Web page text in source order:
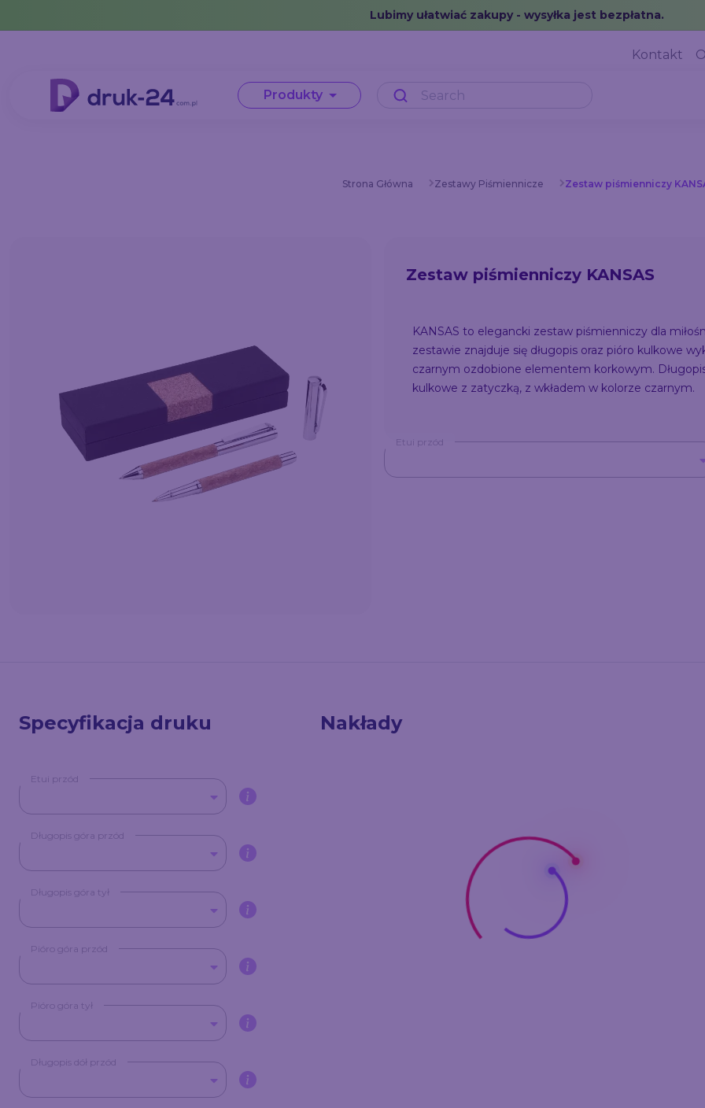
Lubimy ułatwiać zakupy - wysyłka jest bezpłatna.
Kontakt
Produkty
Strona Główna Zestawy Piśmiennicze Zestaw piśmienniczy
Zestaw piśmienniczy KANSAS
KANSAS to elegancki zestaw piśmienniczy dla
zestawie znajduje się długopis oraz pióro kulkowe
czarnym ozdobione elementem korkowym.
kulkowe z zatyczką, z wkładem w kolorze czarnym.
Etui przód
Specyfikacja druku
Etui przód
Długopis góra przód
Długopis góra tył
Pióro góra przód
Pióro góra tył
Długopis dół przód
Nakłady